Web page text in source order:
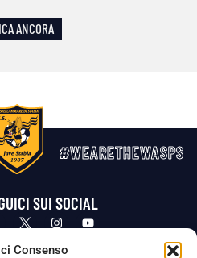
Consenso
ANCORA
#WEARETHEWASPS
SUI SOCIAL
Cookie Policy